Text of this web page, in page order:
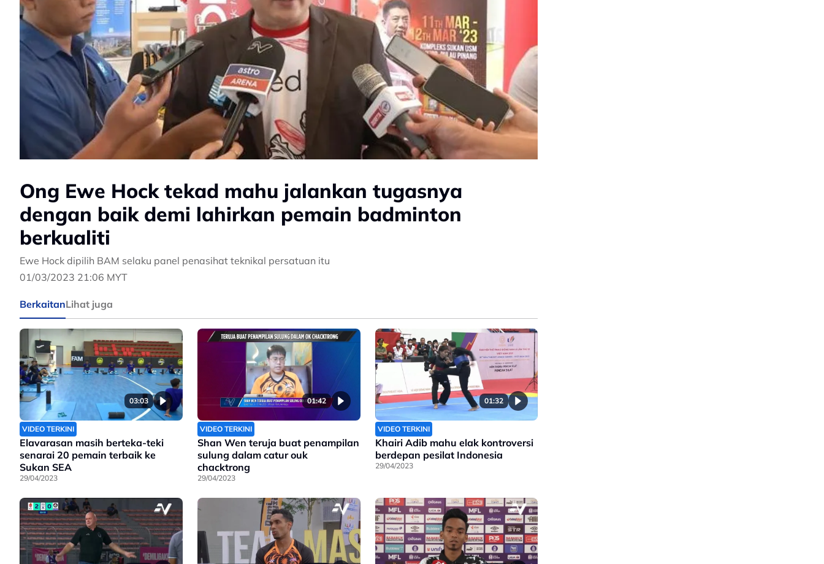
Ong Ewe Hock tekad mahu jalankan tugasnya
dengan baik demi lahirkan pemain badminton
berkualiti
Ewe Hock dipilih BAM selaku panel penasihat teknikal persatuan itu
01/03/2023 21:06 MYT
BerkaitanLihat juga
03:03
VIDEO TERKINI
Elavarasan masih berteka-teki
senarai 20 pemain terbaik ke
Sukan SEA
29/04/2023
01:42
VIDEO TERKINI
Shan Wen teruja buat penampilan
sulung dalam catur ouk
chacktrong
29/04/2023
01:32
VIDEO TERKINI
Khairi Adib mahu elak kontroversi
berdepan pesilat Indonesia
29/04/2023